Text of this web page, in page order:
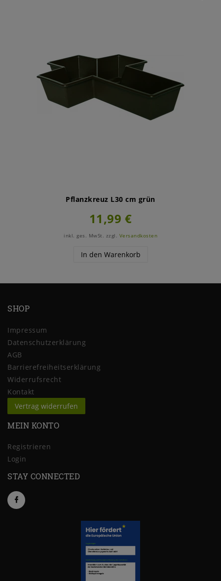
Pflanzkreuz L30 cm grün
11,99 €
inkl. ges. MwSt. zzgl. Versandkosten
In den Warenkorb
SHOP
Impressum
Daten­schutz­erklärung
AGB
Barrierefreiheitserklärung
Widerrufs­recht
Kontakt
Vertrag widerrufen
MEIN KONTO
Registrieren
Login
STAY CONNECTED